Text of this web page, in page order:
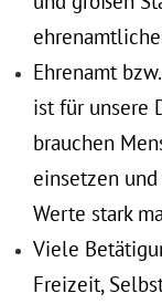
Ehrenamt
ist für unsere
brauchen
einsetzen
Werte stark
Viele
Freizeit,